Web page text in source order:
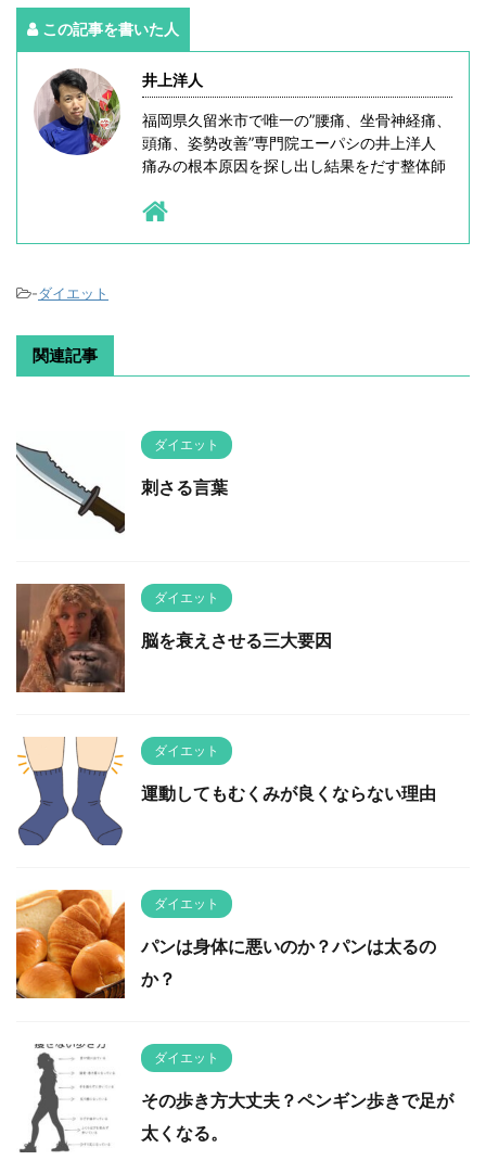
この記事を書いた人
井上洋人
福岡県久留米市で唯一の”腰痛、坐骨神経痛、
頭痛、姿勢改善”専門院エーパシの井上洋人
痛みの根本原因を探し出し結果をだす整体師
-ダイエット
関連記事
ダイエット
刺さる言葉
ダイエット
脳を衰えさせる三大要因
ダイエット
運動してもむくみが良くならない理由
ダイエット
パンは身体に悪いのか？パンは太るの
か？
ダイエット
その歩き方大丈夫？ペンギン歩きで足が
太くなる。